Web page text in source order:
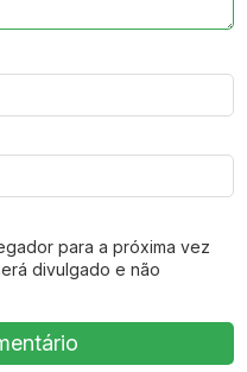
para a próxima vez
divulgado e não